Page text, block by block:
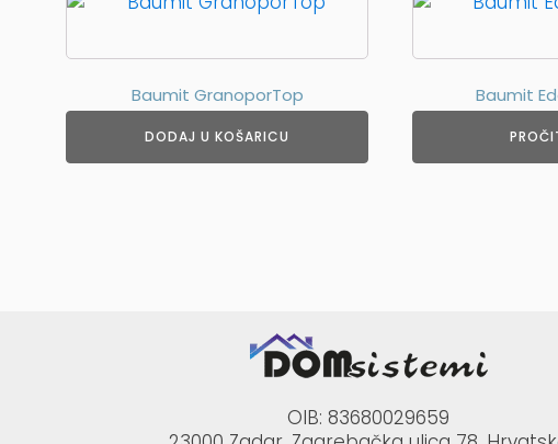
Baumit GranoporTop
DODAJ U KOŠARICU
Baumit
OIB: 83680029659